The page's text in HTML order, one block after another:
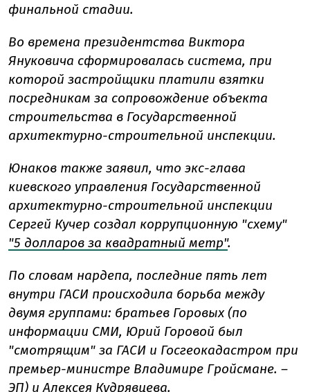
финальной стадии.
Во времена президентства Виктора
Януковича сформировалась система, при
которой застройщики платили взятки
посредникам за сопровождение объекта
строительства в Государственной
архитектурно-строительной инспекции.
Юнаков также заявил, что экс-глава
киевского управления Государственной
архитектурно-строительной инспекции
Сергей Кучер создал коррупционную "схему"
"5 долларов за квадратный метр".
По словам нардепа, последние пять лет
внутри ГАСИ происходила борьба между
двумя группами: братьев Горовых (по
информации СМИ, Юрий Горовой был
"смотрящим" за ГАСИ и Госгеокадастром при
премьер-министре Владимире Гройсмане. –
ЭП) и Алексея Кудрявцева.